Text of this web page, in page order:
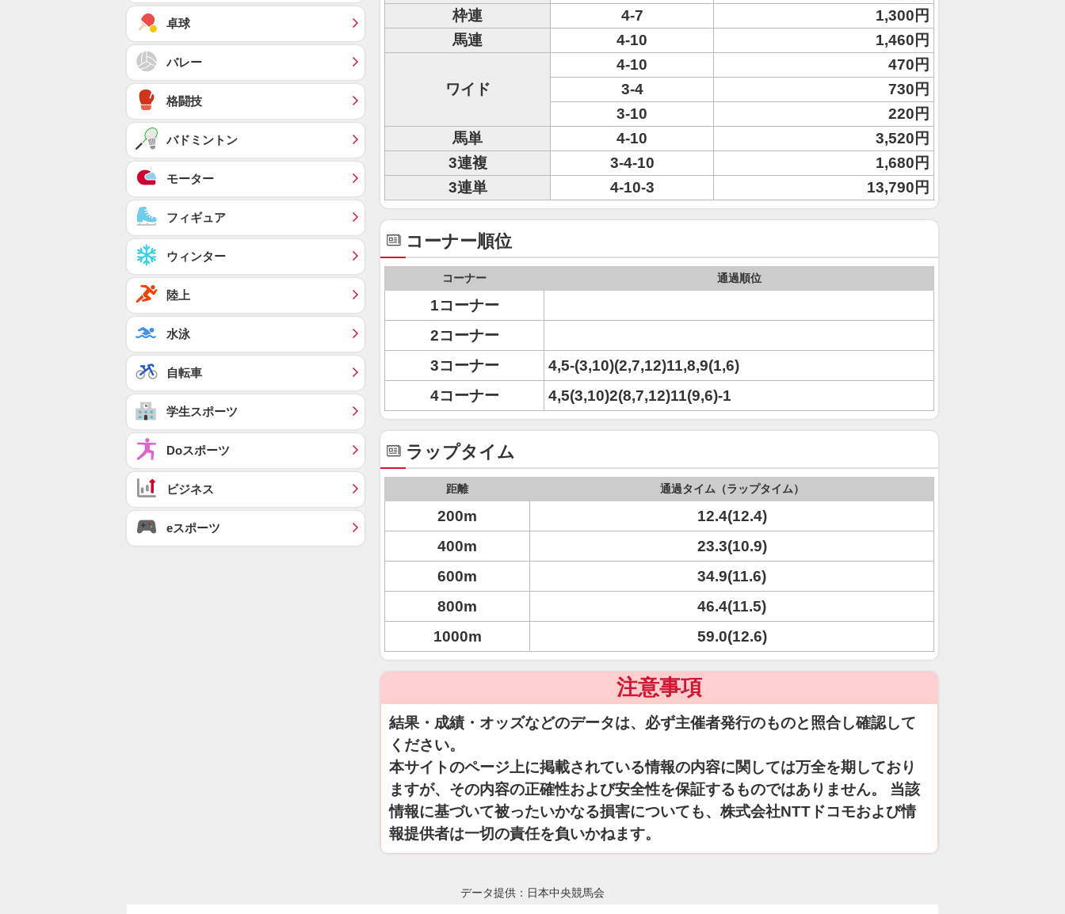
枠連
4-7
1,300円
馬連
4-10 1,460円
ワイド
4-10
470円
3-4
730円
3-10
220円
馬単
4-10
3,520円
3連複
3-4-10
1,680円
3連単
4-10-3 13,790円
コーナー順位
コーナー 通過順位
1コーナー
2コーナー
3コーナー
4,5-(3,10)(2,7,12)11,8,9(1,6)
4コーナー
4,5(3,10)2(8,7,12)11(9,6)-1
ラップタイム
距離 通過タイム（ラップタイム）
200m
12.4(12.4)
400m
23.3(10.9)
600m
34.9(11.6)
800m
46.4(11.5)
1000m
59.0(12.6)
注意事項
結果・成績・オッズなどのデータは、必ず主催者発行のものと照合し確認して
ください。
本サイトのページ上に掲載されている情報の内容に関しては万全を期しており
ますが、その内容の正確性および安全性を保証するものではありません。 当該
情報に基づいて被ったいかなる損害についても、株式会社NTTドコモおよび情
報提供者は一切の責任を負いかねます。
卓球
バレー
格闘技
バドミントン
モーター
フィギュア
ウィンター
陸上
水泳
自転車
学生スポーツ
Doスポーツ
ビジネス
eスポーツ
データ提供：日本中央競馬会